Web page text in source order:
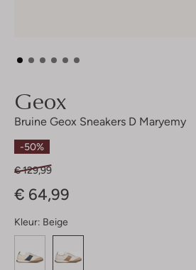
Geox
Bruine Geox Sneakers D Maryemy
-50%
€ 129,99
€ 64,99
Kleur: Beige